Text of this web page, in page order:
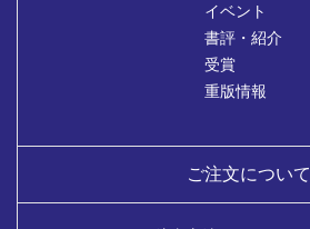
イベント
書評・紹介
受賞
重版情報
ご注文について